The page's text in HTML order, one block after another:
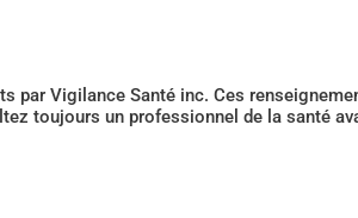
Vigilance Santé inc. Ces
toujours un professionnel de la santé